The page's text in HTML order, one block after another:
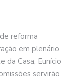
reforma
em plenário,
da Casa, Eunício
servirão